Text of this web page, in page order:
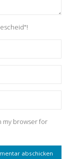
my browser for